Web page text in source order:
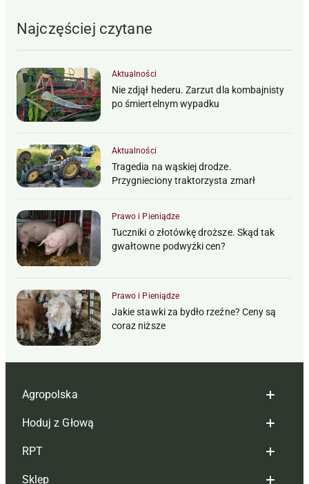
Najczęściej czytane
Aktualności
Nie zdjął hederu. Zarzut dla kombajnisty
po śmiertelnym wypadku
Aktualności
Tragedia na wąskiej drodze.
Przygnieciony traktorzysta zmarł
Prawo i Pieniądze
Tuczniki o złotówkę droższe. Skąd tak
gwałtowne podwyżki cen?
Prawo i Pieniądze
Jakie stawki za bydło rzeźne? Ceny są
coraz niższe
Agropolska
Redakcja
Reklama
Hoduj z Głową
Hoduj z głową bydło
RPT
Sklep